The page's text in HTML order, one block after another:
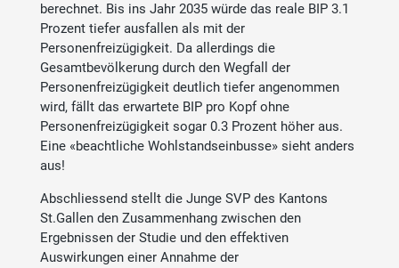
berechnet. Bis ins Jahr 2035 würde das reale BIP 3.1
Prozent tiefer ausfallen als mit der
Personenfreizügigkeit. Da allerdings die
Gesamtbevölkerung durch den Wegfall der
Personenfreizügigkeit deutlich tiefer angenommen
wird, fällt das erwartete BIP pro Kopf ohne
Personenfreizügigkeit sogar 0.3 Prozent höher aus.
Eine «beachtliche Wohlstandseinbusse» sieht anders
aus!
Abschliessend stellt die Junge SVP des Kantons
St.Gallen den Zusammenhang zwischen den
Ergebnissen der Studie und den effektiven
Auswirkungen einer Annahme der